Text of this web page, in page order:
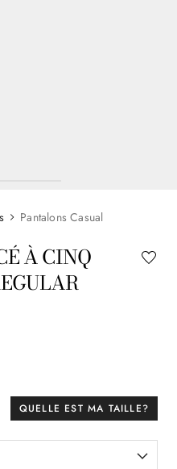
Pantalons Casual
À CINQ
QUELLE EST MA TAILLE?